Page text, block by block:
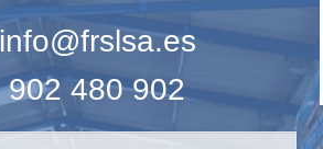
info@frslsa.es
902 480 902